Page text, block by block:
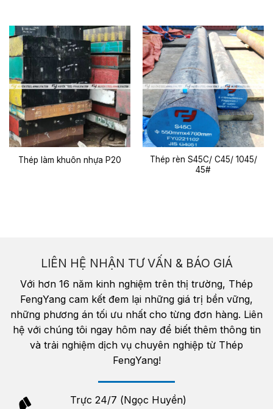
Thép làm khuôn nhựa P20
Thép rèn S45C/ C45/ 1045/
45#
LIÊN HỆ NHẬN TƯ VẤN & BÁO GIÁ
Với hơn 16 năm kinh nghiệm trên thị trường, Thép
FengYang cam kết đem lại những giá trị bền vững,
những phương án tối ưu nhất cho từng đơn hàng. Liên
hệ với chúng tôi ngay hôm nay để biết thêm thông tin
và trải nghiệm dịch vụ chuyên nghiệp từ Thép
FengYang!
Trực 24/7 (Ngọc Huyền)